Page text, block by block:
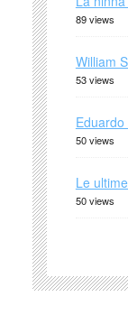
89 views
William
53 views
50 views
Le
50 views